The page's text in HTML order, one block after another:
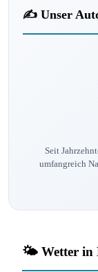
✍️ Unser
Seit
umfangreich
🌤️ Wetter in